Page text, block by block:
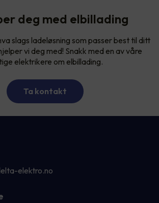
deg med elbillading
slags ladeløsning som passer best til ditt
vi deg med! Snakk med en av våre
elektrikere om elbillading.
Ta kontakt
elektro.no